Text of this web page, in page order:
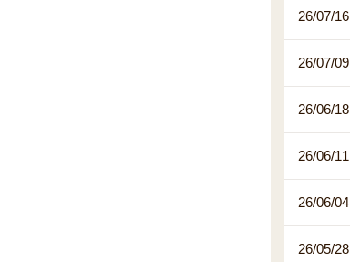
26/07/16
26/07/09
26/06/18
26/06/11
26/06/04
26/05/28